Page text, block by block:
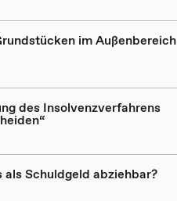
im Außenbereich
des Insolvenzverfahrens
Schuldgeld abziehbar?